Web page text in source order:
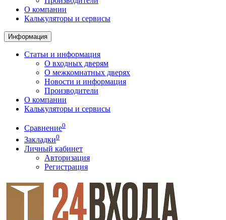
О компании
Калькуляторы и сервисы
Информация
Статьи и информация
О входных дверям
О межкомнатных дверях
Новости и информация
Производители
О компании
Калькуляторы и сервисы
Сравнение0
Закладки0
Личный кабинет
Авторизация
Регистрация